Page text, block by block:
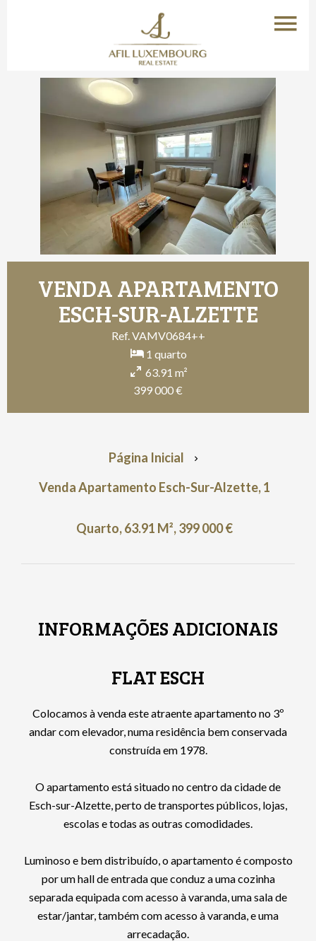
VENDA APARTAMENTO
ESCH-SUR-ALZETTE
Ref. VAMV0684++
1 quarto
63.91 m²
399 000 €
Página Inicial
Venda Apartamento Esch-Sur-Alzette, 1
Quarto, 63.91 M², 399 000 €
INFORMAÇÕES ADICIONAIS
FLAT ESCH
Colocamos à venda este atraente apartamento no 3º
andar com elevador, numa residência bem conservada
construída em 1978.
O apartamento está situado no centro da cidade de
Esch-sur-Alzette, perto de transportes públicos, lojas,
escolas e todas as outras comodidades.
Luminoso e bem distribuído, o apartamento é composto
por um hall de entrada que conduz a uma cozinha
separada equipada com acesso à varanda, uma sala de
estar/jantar, também com acesso à varanda, e uma
arrecadação.